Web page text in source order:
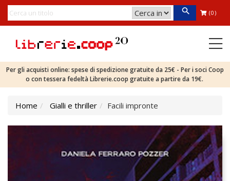
(0)
Per gli acquisti online: spese di spedizione gratuite da 25€ - Per i soci Coop
o con tessera fedeltà Librerie.coop gratuite a partire da 19€.
Home Gialli e thriller Facili impronte